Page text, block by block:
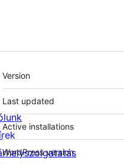
Meta
Version
Last updated
Active installations
WordPress version